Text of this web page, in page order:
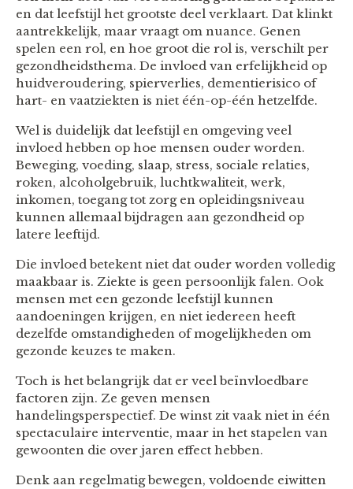
en dat leefstijl het grootste deel verklaart. Dat klinkt
aantrekkelijk, maar vraagt om nuance. Genen
spelen een rol, en hoe groot die rol is, verschilt per
gezondheidsthema. De invloed van erfelijkheid op
huidveroudering, spierverlies, dementierisico of
hart- en vaatziekten is niet één-op-één hetzelfde.
Wel is duidelijk dat leefstijl en omgeving veel
invloed hebben op hoe mensen ouder worden.
Beweging, voeding, slaap, stress, sociale relaties,
roken, alcoholgebruik, luchtkwaliteit, werk,
inkomen, toegang tot zorg en opleidingsniveau
kunnen allemaal bijdragen aan gezondheid op
latere leeftijd.
Die invloed betekent niet dat ouder worden volledig
maakbaar is. Ziekte is geen persoonlijk falen. Ook
mensen met een gezonde leefstijl kunnen
aandoeningen krijgen, en niet iedereen heeft
dezelfde omstandigheden of mogelijkheden om
gezonde keuzes te maken.
Toch is het belangrijk dat er veel beïnvloedbare
factoren zijn. Ze geven mensen
handelingsperspectief. De winst zit vaak niet in één
spectaculaire interventie, maar in het stapelen van
gewoonten die over jaren effect hebben.
Denk aan regelmatig bewegen, voldoende eiwitten